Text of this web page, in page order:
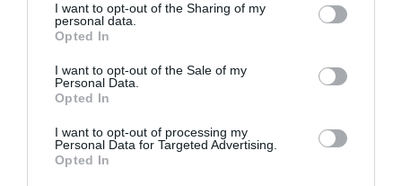
not limited to your visit or usage behaviour. You may click to
grant or deny consent to Google and its third-party tags to
use your data for below specified purposes in below Google
consent section.
I want to opt-out of the Sharing of my
personal data.
Opted In
I want to opt-out of the Sale of my
Personal Data.
Opted In
I want to opt-out of processing my
Personal Data for Targeted Advertising.
Opted In